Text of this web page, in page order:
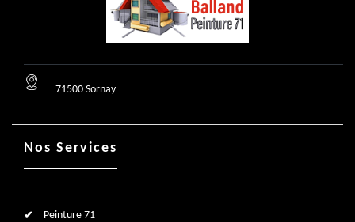
71500 Sornay
Nos Services
Peinture 71